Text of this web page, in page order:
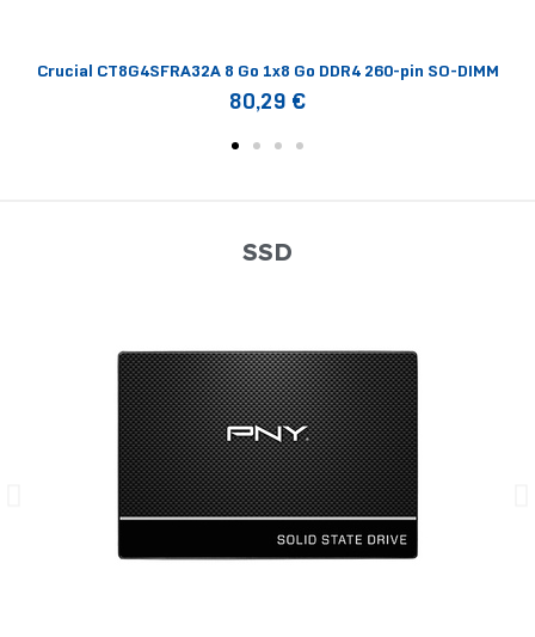
Crucial CT8G4SFRA32A 8 Go 1x8 Go DDR4 260-pin SO-DIMM
80,29 €
SSD